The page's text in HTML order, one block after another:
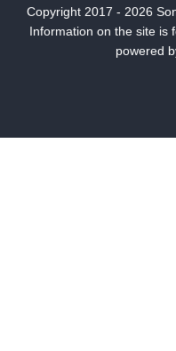
ミステリー
Copyright 2017 - 2026
Information on the site is
powered